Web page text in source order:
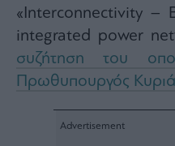
Μετοχές
Αγορές
Trader's
«Interconnectivity –
integrated power
συζήτηση του
Πρωθυπουργός